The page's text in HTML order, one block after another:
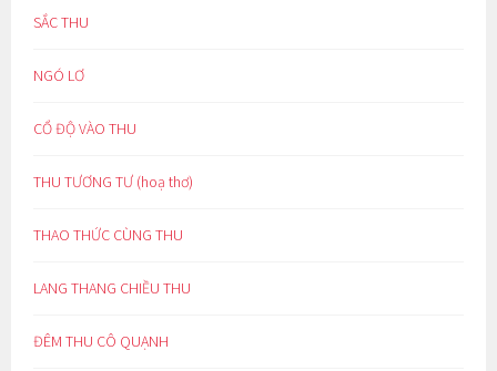
SẮC THU
NGÓ LƠ
CỔ ĐỘ VÀO THU
THU TƯƠNG TƯ (hoạ thơ)
THAO THỨC CÙNG THU
LANG THANG CHIỀU THU
ĐÊM THU CÔ QUẠNH